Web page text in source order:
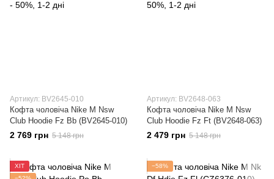
Артикул: BV2645-010
Кофта чоловіча Nike M Nsw
Club Hoodie Fz Bb (BV2645-010)
2 769 грн 5 148 грн
Артикул: BV2648-063
Кофта чоловіча Nike M Nsw
Club Hoodie Fz Ft (BV2648-063)
2 479 грн 5 148 грн
ХІТ
−58%